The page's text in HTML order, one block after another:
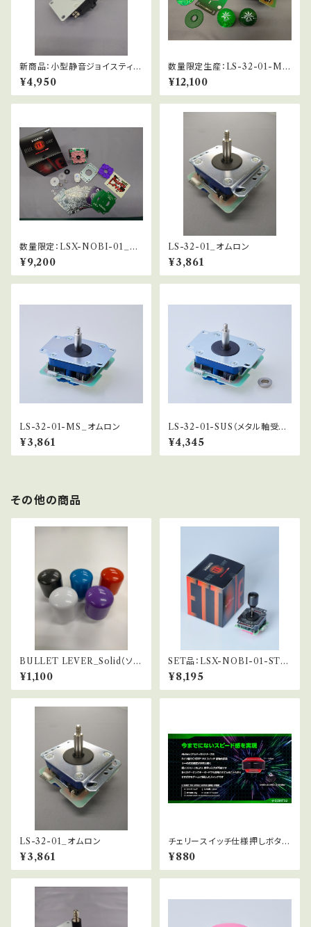
新商品：小型静音ジョイスティッ
ク：LSQ-56-MS
¥4,950
数量限定生産：LS-32-01-MS
-45TH_Anniversary BOX
¥12,100
数量限定：LSX-NOBI-01_EV
OJAPAN2025 RED BOX
¥9,200
LS-32-01_オムロン
¥3,861
LS-32-01-MS_オムロン
¥3,861
LS-32-01-SUS（メタル軸受仕
様）
¥4,345
その他の商品
BULLET LEVER_Solid（ソリ
ッド色）
¥1,100
SET品：LSX-NOBI-01-STD
（PROガイドSET）
¥8,195
LS-32-01_オムロン
¥3,861
チェリースイッチ仕様押しボタ
ン：Alutimo30φ
¥880